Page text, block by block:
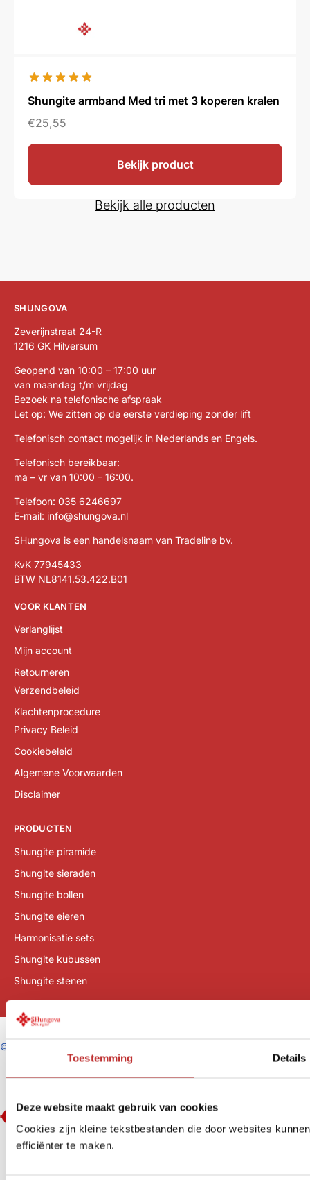
Toestemming Details
Deze website maakt gebruik van cookies
Cookies zijn kleine tekstbestanden die door websites
efficiënter te maken.
Shungite armband Med tri met 3 koperen kralen
€25,55
Bekijk product
Bekijk alle producten
SHUNGOVA
Zeverijnstraat 24-R
1216 GK Hilversum
Geopend van 10:00 – 17:00 uur
van maandag t/m vrijdag
Bezoek na telefonische afspraak
Let op: We zitten op de eerste verdieping zonder lift
Telefonisch contact mogelijk in Nederlands en Engels.
Telefonisch bereikbaar:
ma – vr van 10:00 – 16:00.
Telefoon: 035 6246697
E-mail: info@shungova.nl
SHungova is een handelsnaam van Tradeline bv.
KvK 77945433
BTW NL8141.53.422.B01
VOOR KLANTEN
Verlanglijst
Mijn account
Retourneren
Verzendbeleid
Klachtenprocedure
Privacy Beleid
Cookiebeleid
Algemene Voorwaarden
Disclaimer
PRODUCTEN
Shungite piramide
Shungite sieraden
Shungite bollen
Shungite eieren
Harmonisatie sets
Shungite kubussen
Shungite stenen
©